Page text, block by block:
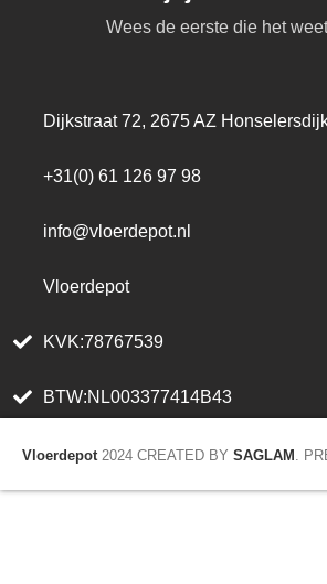
Wees de eerste die het
Dijkstraat 72, 2675 AZ
+31(0) 61 126 97 98
info@vloerdepot.nl
Vloerdepot
KVK:78767539
BTW:NL003377414B43
Vloerdepot 2024 CREATED BY SAGLAM .